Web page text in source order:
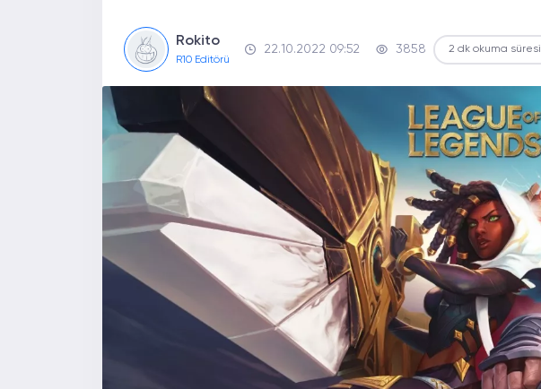
Rokito
R10 Editörü
22.10.2022 09:52 3858 2 dk okuma süresi